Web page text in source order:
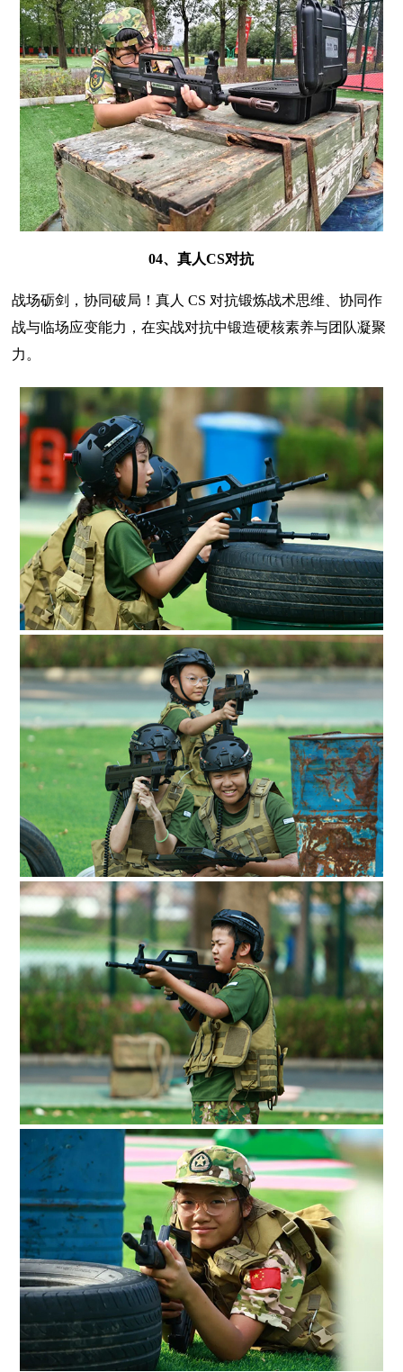
04、真人CS对抗
战场砺剑，协同破局！真人 CS 对抗锻炼战术思维、协同作
战与临场应变能力，在实战对抗中锻造硬核素养与团队凝聚
力。